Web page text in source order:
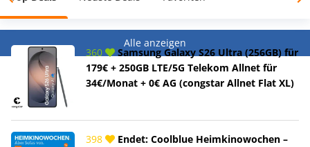
Alle anzeigen
360
Samsung Galaxy S26 Ultra (256GB) für
179€ + 250GB LTE/5G Telekom Allnet für
34€/Monat + 0€ AG (congstar Allnet Flat XL)
398
Endet: Coolblue Heimkinowochen –